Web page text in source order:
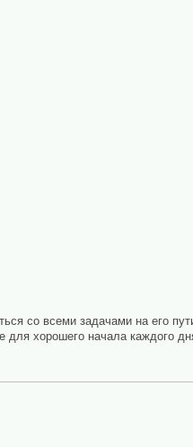
со всеми задачами на его
хорошего начала каждого